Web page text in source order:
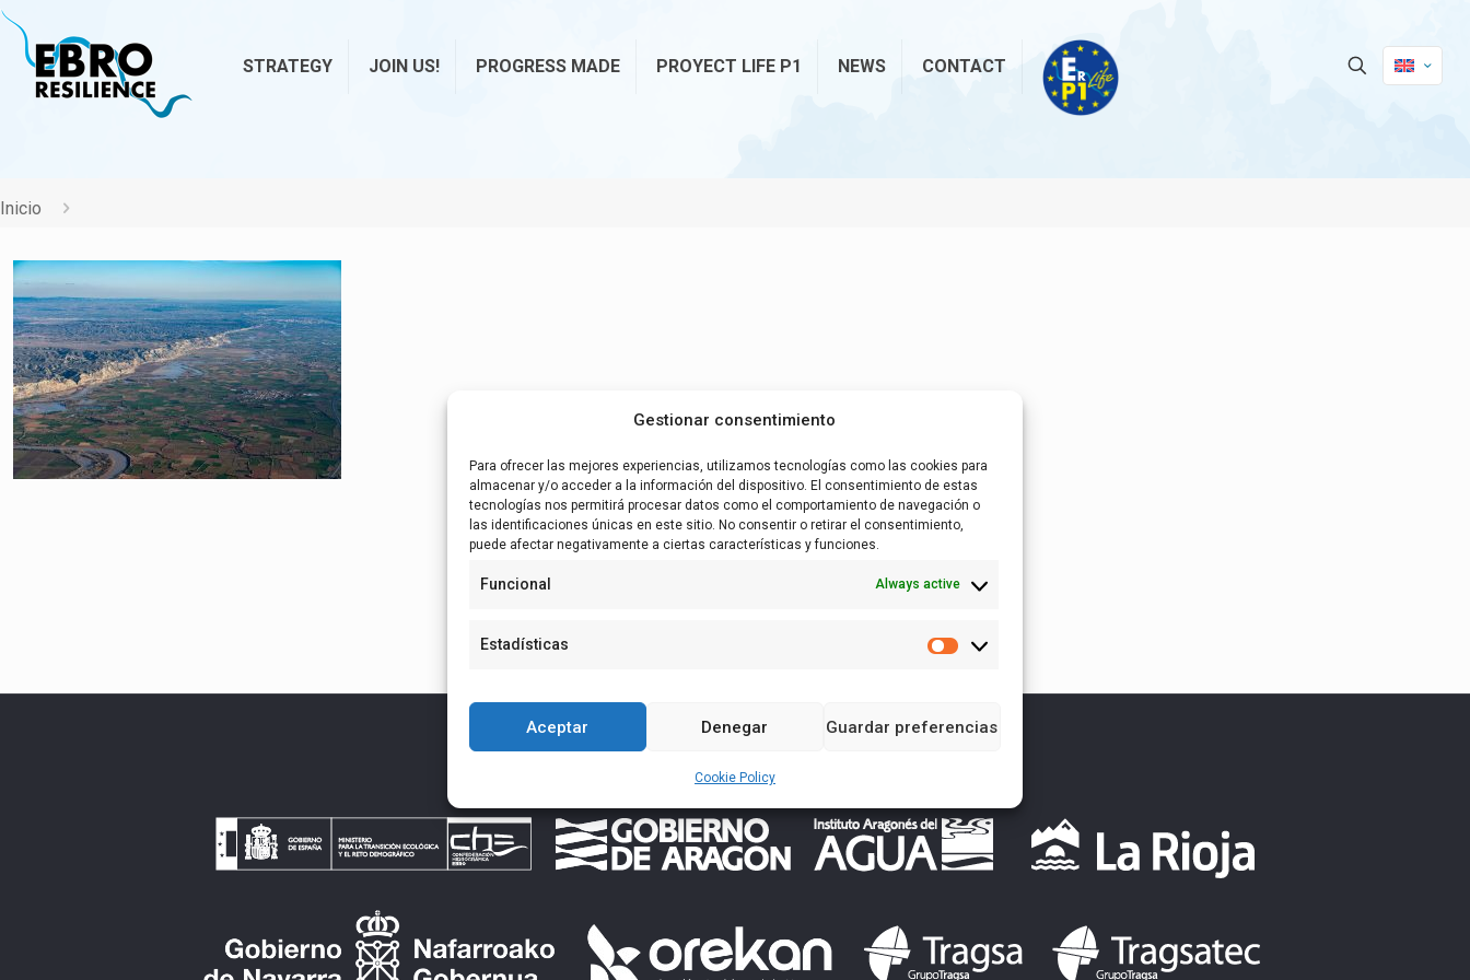
Gestionar consentimiento
Para ofrecer las mejores experiencias, utilizamos tecnologías como las cookies para
almacenar y/o acceder a la información del dispositivo. El consentimiento de estas
tecnologías nos permitirá procesar datos como el comportamiento de navegación o
las identificaciones únicas en este sitio. No consentir o retirar el consentimiento,
puede afectar negativamente a ciertas características y funciones.
Funcional Always active
Estadísticas
Estadísticas
Aceptar Denegar Guardar preferencias
Cookie Policy
STRATEGY JOIN US! PROGRESS MADE PROYECT LIFE P1 NEWS CONTACT
Inicio